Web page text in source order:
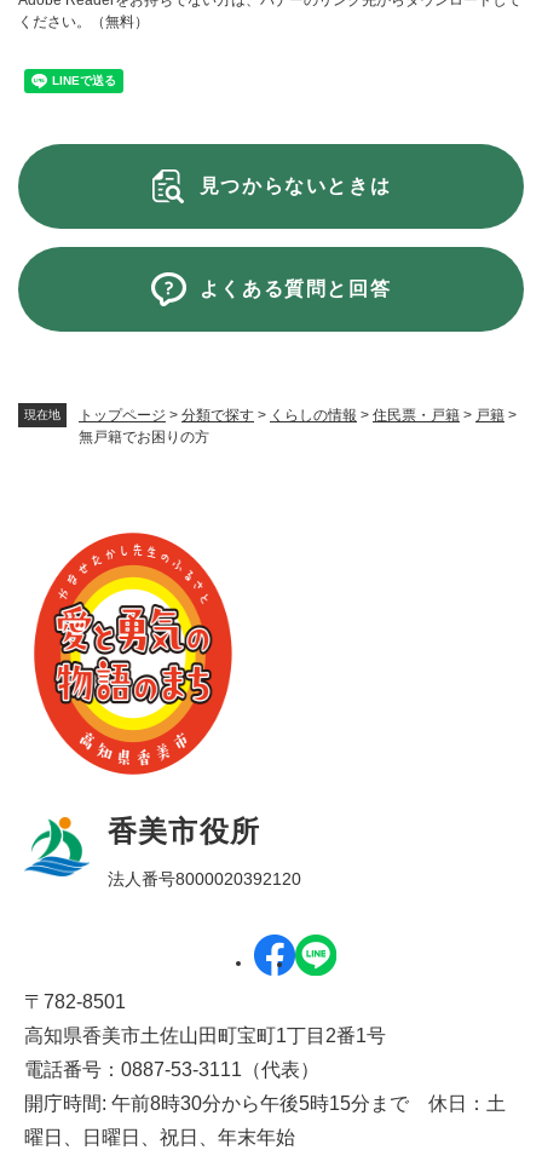
現在地 トップページ > 分類で探す > くらしの情報 > 住民票・戸籍 > 戸籍 >
無戸籍でお困りの方
ください。（無料）
見つからないときは
よくある質問と回答
香美市役所
法人番号8000020392120
〒782-8501
高知県香美市土佐山田町宝町1丁目2番1号
電話番号：0887-53-3111（代表）
開庁時間: 午前8時30分から午後5時15分まで 休日：土
曜日、日曜日、祝日、年末年始